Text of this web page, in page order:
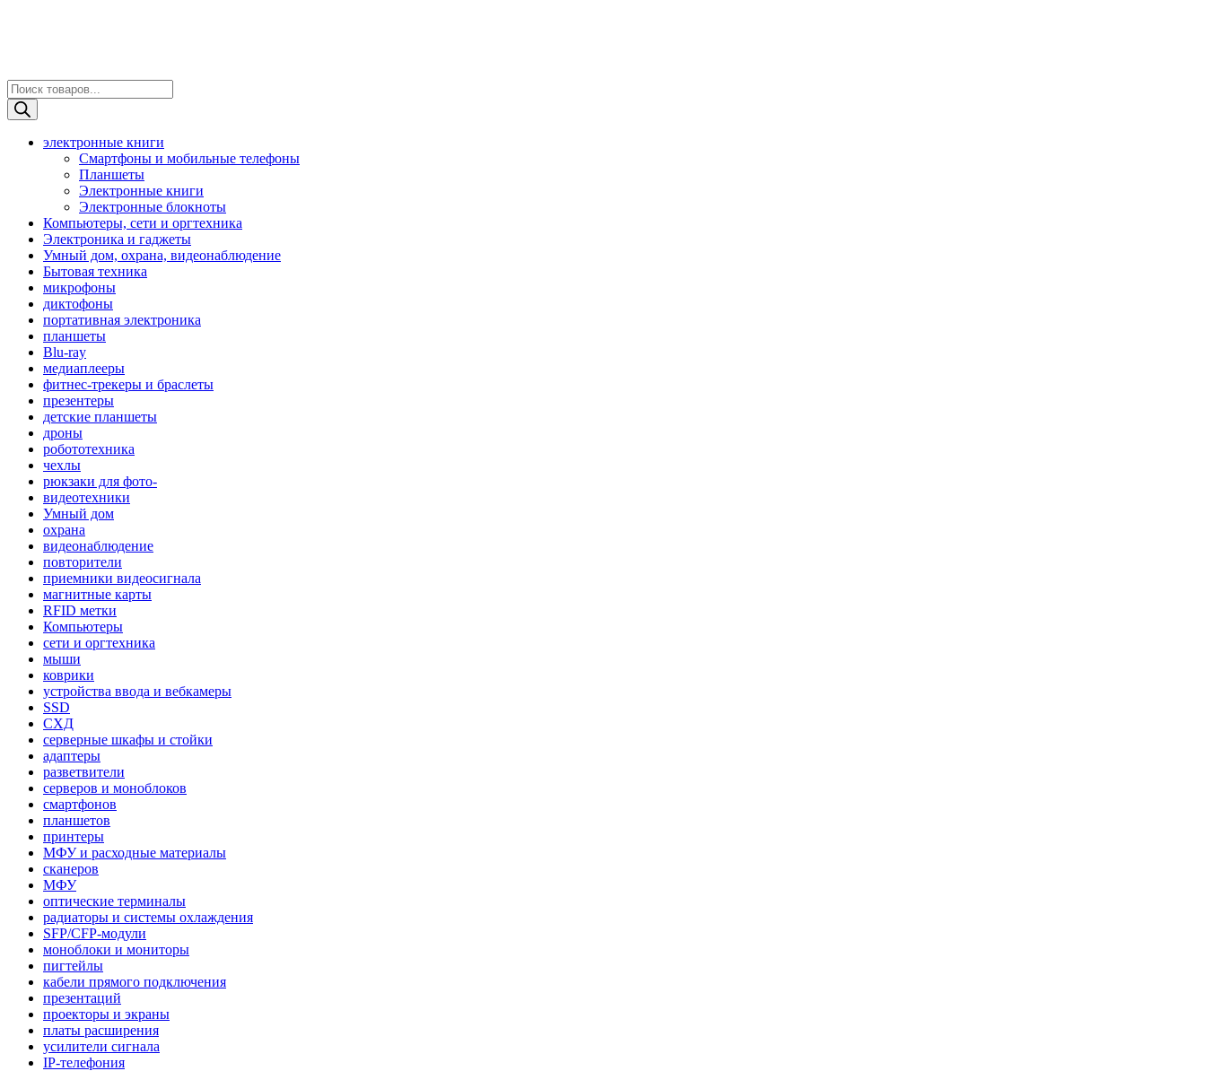
Поиск
товаров
электронные книги
Смартфоны и мобильные телефоны
Планшеты
Электронные книги
Электронные блокноты
Компьютеры, сети и оргтехника
Электроника и гаджеты
Умный дом, охрана, видеонаблюдение
Бытовая техника
микрофоны
диктофоны
портативная электроника
планшеты
Blu-ray
медиаплееры
фитнес-трекеры и браслеты
презентеры
детские планшеты
дроны
робототехника
чехлы
рюкзаки для фото-
видеотехники
Умный дом
охрана
видеонаблюдение
повторители
приемники видеосигнала
магнитные карты
RFID метки
Компьютеры
сети и оргтехника
мыши
коврики
устройства ввода и вебкамеры
SSD
СХД
серверные шкафы и стойки
адаптеры
разветвители
серверов и моноблоков
смартфонов
планшетов
принтеры
МФУ и расходные материалы
сканеров
МФУ
оптические терминалы
радиаторы и системы охлаждения
SFP/CFP-модули
моноблоки и мониторы
пигтейлы
кабели прямого подключения
презентаций
проекторы и экраны
платы расширения
усилители сигнала
IP-телефония